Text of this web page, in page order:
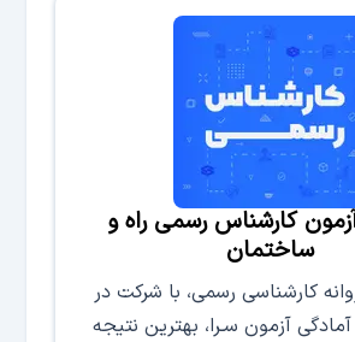
کارشناس رسمی راه و
ساختمان
کارشناسی رسمی، با شرکت در
آزمون سـرا، بهترین نتیجه